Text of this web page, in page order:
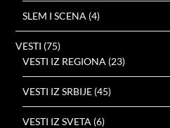
SLEM I SCENA (4)
VESTI (75)
VESTI IZ REGIONA (23)
VESTI IZ SRBIJE (45)
VESTI IZ SVETA (6)